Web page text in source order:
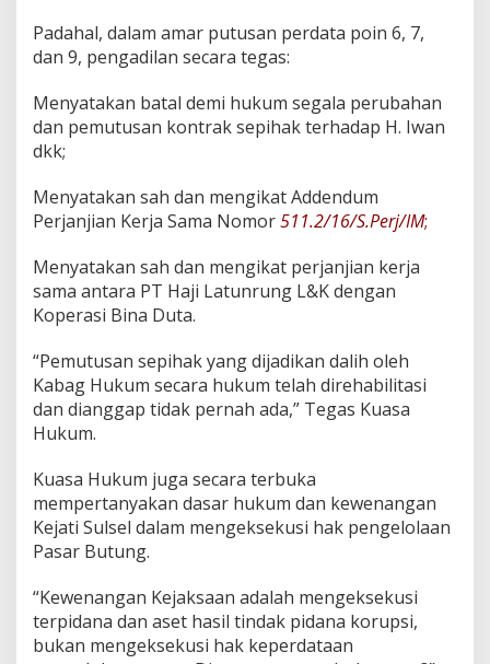
Padahal, dalam amar putusan perdata poin 6, 7,
dan 9, pengadilan secara tegas:
Menyatakan batal demi hukum segala perubahan
dan pemutusan kontrak sepihak terhadap H. Iwan
dkk;
Menyatakan sah dan mengikat Addendum
Perjanjian Kerja Sama Nomor511.2/16/S.Perj/IM;
Menyatakan sah dan mengikat perjanjian kerja
sama antara PT Haji Latunrung L&K dengan
Koperasi Bina Duta.
“Pemutusan sepihak yang dijadikan dalih oleh
Kabag Hukum secara hukum telah direhabilitasi
dan dianggap tidak pernah ada,” Tegas Kuasa
Hukum.
Kuasa Hukum juga secara terbuka
mempertanyakan dasar hukum dan kewenangan
Kejati Sulsel dalam mengeksekusi hak pengelolaan
Pasar Butung.
“Kewenangan Kejaksaan adalah mengeksekusi
terpidana dan aset hasil tindak pidana korupsi,
bukan mengeksekusi hak keperdataan